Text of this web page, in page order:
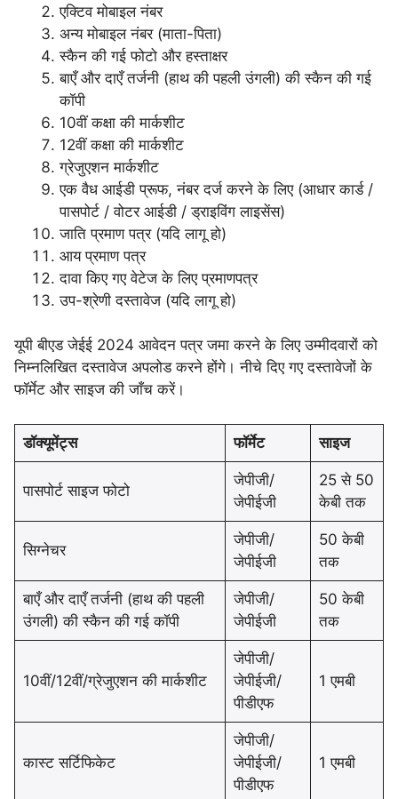
एक्टिव मोबाइल नंबर
अन्य मोबाइल नंबर (माता-पिता)
स्कैन की गई फोटो और हस्ताक्षर
बाएँ और दाएँ तर्जनी (हाथ की पहली उंगली) की स्कैन की गई
कॉपी
10वीं कक्षा की मार्कशीट
12वीं कक्षा की मार्कशीट
ग्रेजुएशन मार्कशीट
एक वैध आईडी प्रूफ, नंबर दर्ज करने के लिए (आधार कार्ड /
पासपोर्ट / वोटर आईडी / ड्राइविंग लाइसेंस)
जाति प्रमाण पत्र (यदि लागू हो)
आय प्रमाण पत्र
दावा किए गए वेटेज के लिए प्रमाणपत्र
उप-श्रेणी दस्तावेज (यदि लागू हो)
यूपी बीएड जेईई 2024 आवेदन पत्र जमा करने के लिए उम्मीदवारों को
निम्नलिखित दस्तावेज अपलोड करने होंगे। नीचे दिए गए दस्तावेजों के
फॉर्मेट और साइज की जाँच करें।
डॉक्यूमेंट्स फॉर्मेट साइज
पासपोर्ट साइज फोटो
जेपीजी/
जेपीईजी
25 से 50
केबी तक
सिग्नेचर
जेपीजी/
जेपीईजी
50 केबी
तक
बाएँ और दाएँ तर्जनी (हाथ की पहली
उंगली) की स्कैन की गई कॉपी
जेपीजी/
जेपीईजी
50 केबी
तक
10वीं/12वीं/ग्रेजुएशन की मार्कशीट
जेपीजी/
जेपीईजी/
पीडीएफ
1 एमबी
कास्ट सर्टिफिकेट
जेपीजी/
जेपीईजी/
पीडीएफ
1 एमबी